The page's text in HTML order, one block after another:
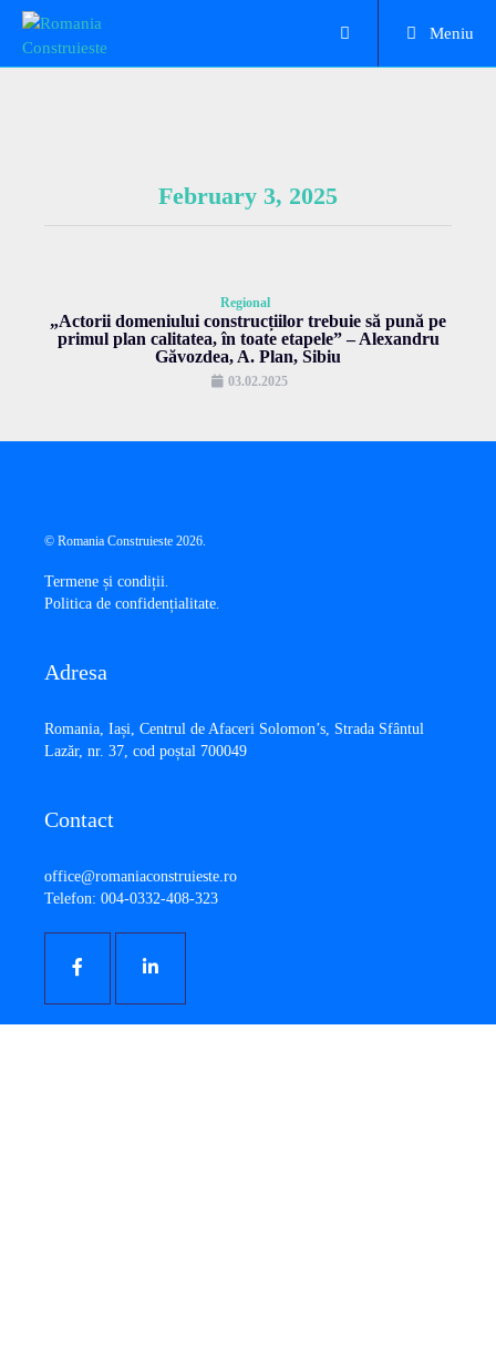
Meniu
February 3, 2025
Regional
„Actorii domeniului construcțiilor trebuie să pună pe
primul plan calitatea, în toate etapele” – Alexandru
Găvozdea, A. Plan, Sibiu
03.02.2025
© Romania Construieste 2026.
Termene și condiții.
Politica de confidențialitate.
Adresa
​Romania, Iași, Centrul de Afaceri Solomon’s, Strada Sfântul
Lazăr, nr. 37, cod poștal 700049
Contact
office@romaniaconstruieste.ro
Telefon: 004-0332-408-323